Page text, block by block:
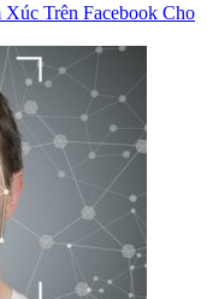
Trên Facebook Cho